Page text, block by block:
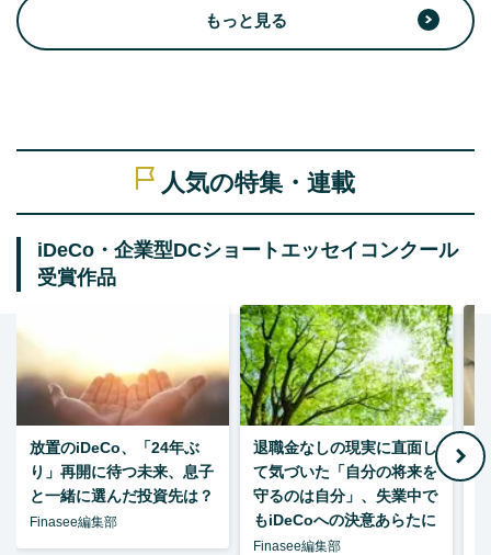
もっと見る
人気の特集・連載
iDeCo・企業型DCショートエッセイコンクール
受賞作品
放置のiDeCo、「24年ぶ
り」再開に待つ未来、息子
と一緒に選んだ投資先は？
Finasee編集部
退職金なしの現実に直面し
て気づいた「自分の将来を
守るのは自分」、失業中で
もiDeCoへの決意あらたに
Finasee編集部